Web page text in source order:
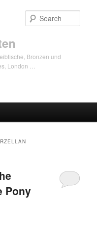
Bronzen und
London …
Pony